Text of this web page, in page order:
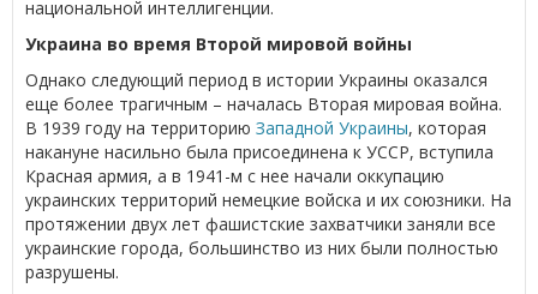
национальной интеллигенции.
Украина во время Второй мировой войны
Однако следующий период в истории Украины оказался
еще более трагичным – началась Вторая мировая война.
В 1939 году на территорию Западной Украины, которая
накануне насильно была присоединена к УССР, вступила
Красная армия, а в 1941-м с нее начали оккупацию
украинских территорий немецкие войска и их союзники. На
протяжении двух лет фашистские захватчики заняли все
украинские города, большинство из них были полностью
разрушены.